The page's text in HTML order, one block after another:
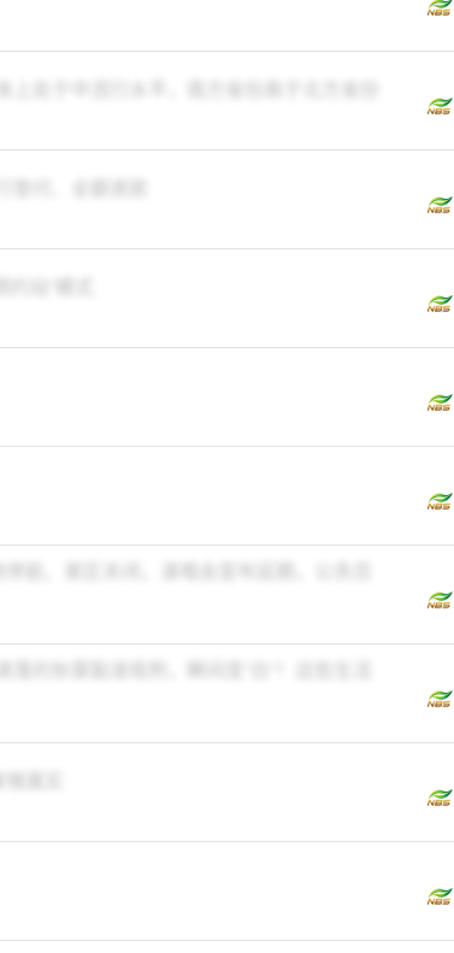
处于中流行水平，南方省份高于北方省份
付、全额退款
站”模式
航、景区关闭，演唱会宣布延期，公务员
的秋葵黏液吸附，瞬间变“白”！这些生活
属实